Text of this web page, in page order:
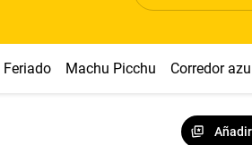
Feriado Machu Picchu Corredor